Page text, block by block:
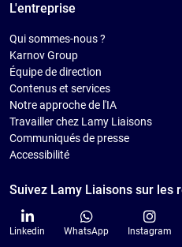
L'entreprise
Qui sommes-nous ?
Karnov Group
Équipe de direction
Contenus et services
Notre approche de l'IA
Travailler chez Lamy Liaisons
Communiqués de presse
Accessibilité
Suivez Lamy Liaisons sur les
Linkedin WhatsApp Instagram